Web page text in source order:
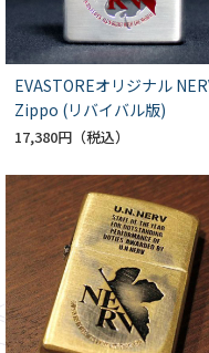
EVASTOREオリジナル
Zippo (リバイバル版)
17,380円